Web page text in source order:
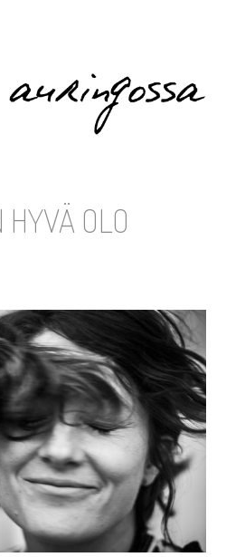
OLO